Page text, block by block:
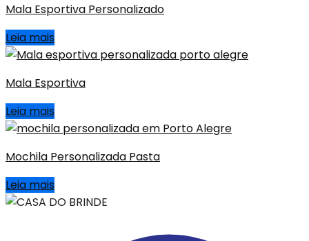
Mala Esportiva Personalizado
Leia mais
Mala Esportiva
Leia mais
Mochila Personalizada Pasta
Leia mais